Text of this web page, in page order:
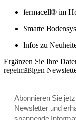
fermacell® im
Smarte
Infos zu
Ergänzen Sie Ihre
regelmäßigen